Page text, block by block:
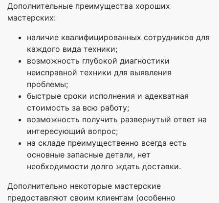
Дополнительные преимущества хороших
мастерских:
наличие квалифицированных сотрудников для
каждого вида техники;
возможность глубокой диагностики
неисправной техники для выявления
проблемы;
быстрые сроки исполнения и адекватная
стоимость за всю работу;
возможность получить развернутый ответ на
интересующий вопрос;
на складе преимущественно всегда есть
основные запасные детали, нет
необходимости долго ждать доставки.
Дополнительно некоторые мастерские
предоставляют своим клиентам (особенно